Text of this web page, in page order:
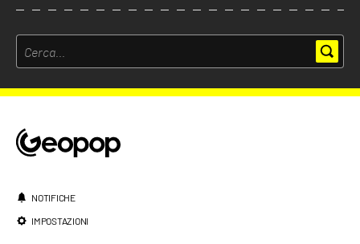
NOTIFICHE
IMPOSTAZIONI